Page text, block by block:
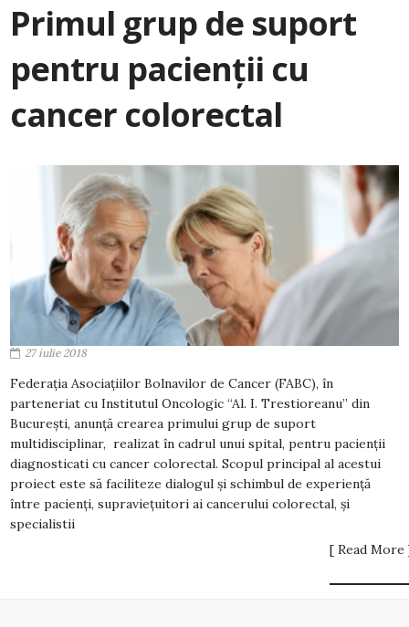
Primul grup de suport
pentru pacienții cu
cancer colorectal
27 iulie 2018
Federația Asociațiilor Bolnavilor de Cancer (FABC), în
parteneriat cu Institutul Oncologic “Al. I. Trestioreanu” din
București, anunță crearea primului grup de suport
multidisciplinar, realizat în cadrul unui spital, pentru pacienții
diagnosticati cu cancer colorectal. Scopul principal al acestui
proiect este să faciliteze dialogul și schimbul de experiență
între pacienți, supraviețuitori ai cancerului colorectal, și
specialistii
[ Read More